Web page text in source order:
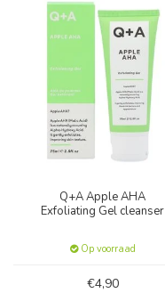
Q+A Apple AHA
Exfoliating Gel cleanser
Op voorraad
€4,90